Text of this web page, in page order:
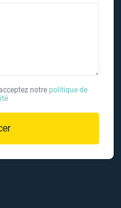
notre politique de